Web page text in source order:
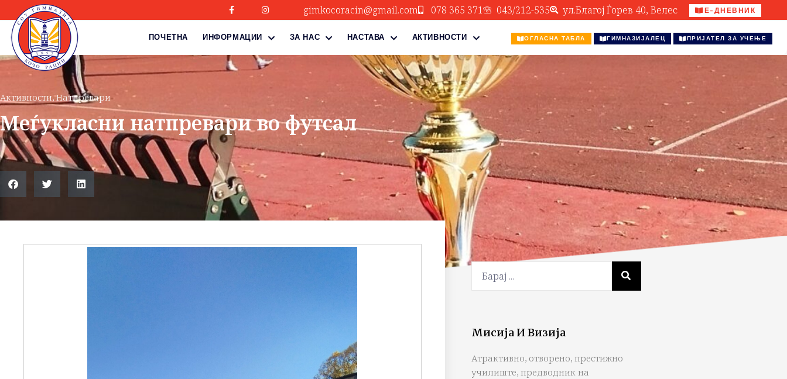
gimkocoracin@gmail.com 078 365 371 043/212-535 ул.Благој Ѓорев 40, Велес Е-ДНЕВНИК
ПОЧЕТНА ИНФОРМАЦИИ ЗА НАС НАСТАВА АКТИВНОСТИ ОГЛАСНА ТАБЛА ГИМНАЗИЈАЛЕЦ ПРИЈАТЕЛ ЗА УЧЕЊЕ
Активности,Натпревари
Меѓукласни натпревари во футсал
Мисија И Визија
Атрактивно, отворено, престижно
училиште, предводник на